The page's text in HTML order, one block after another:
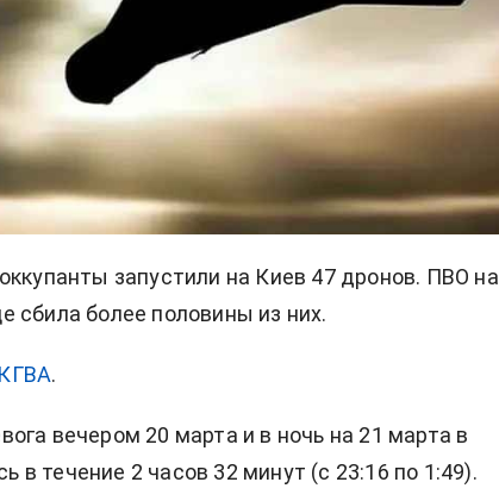
запустили на Киев 47 дронов. ПВО на
сбила более половины из них.
КГВА.
вечером 20 марта и в ночь на 21 марта в
в течение 2 часов 32 минут (с 23:16 по 1:49).